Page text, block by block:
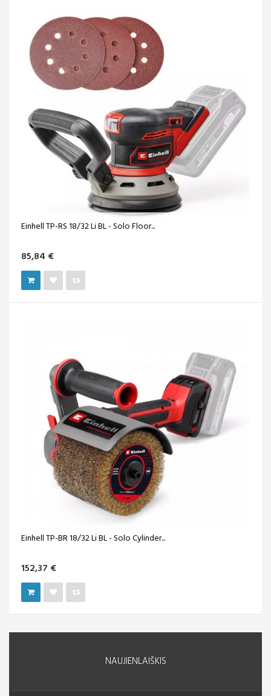
Einhell TP-RS 18/32 Li BL - Solo Floor...
85,84 €
Einhell TP-BR 18/32 Li BL - Solo Cylinder...
152,37 €
NAUJIENLAIŠKIS